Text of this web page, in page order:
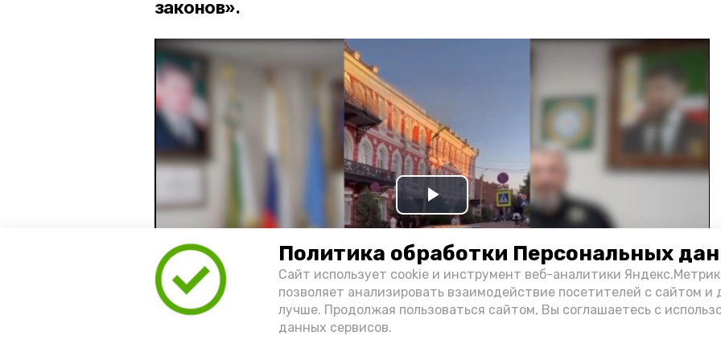
Политика обработки Персональных
Сайт использует cookie и инструмент веб-аналитики
позволяет анализировать взаимодействие посетителей с сайтом и
лучше. Продолжая пользоваться сайтом, Вы соглашаетесь с
данных сервисов.
законов».
Play
Video